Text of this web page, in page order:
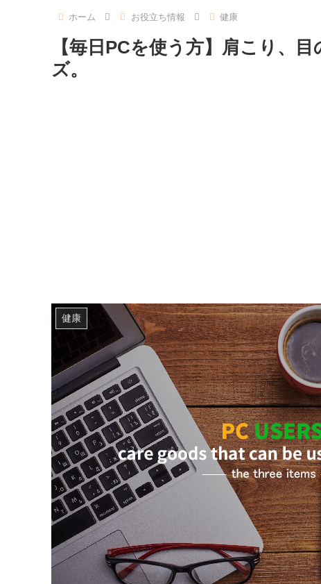
ホーム お役立ち情報 健康
【毎日PCを使う方】肩こり、
ズ。
健康